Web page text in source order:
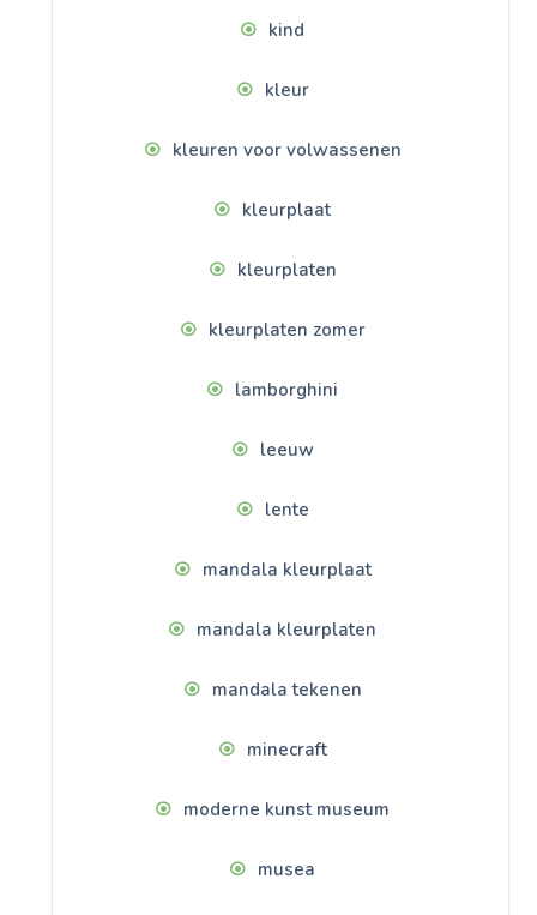
kind
kleur
kleuren voor volwassenen
kleurplaat
kleurplaten
kleurplaten zomer
lamborghini
leeuw
lente
mandala kleurplaat
mandala kleurplaten
mandala tekenen
minecraft
moderne kunst museum
musea